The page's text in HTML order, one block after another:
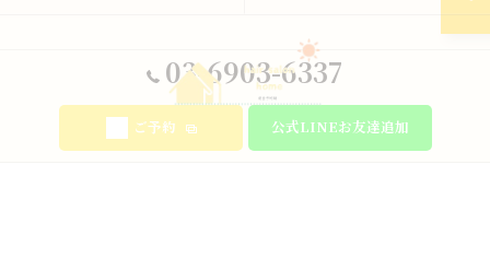
03-6903-6337
ご予約 公式LINEお友達追加
© 2026 東京都板橋の美容室ならhair salon home ALL RIGHTS RESERVED.